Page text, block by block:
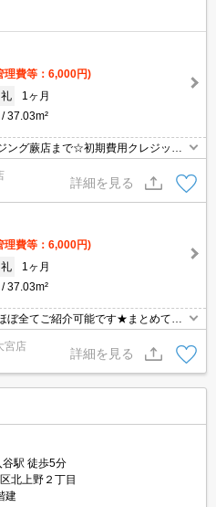
理費等：6,000円)
礼
1ヶ月
37.03m²
グ蕨店まで☆初期費用クレジット
契約もお気軽にご相談ください！
詳細を見る
理費等：6,000円)
礼
1ヶ月
37.03m²
全てご紹介可能です★まとめてご
報量地域No１の★タウンハウジング
宮店
詳細を見る
谷駅 徒歩5分
北上野２丁目
建